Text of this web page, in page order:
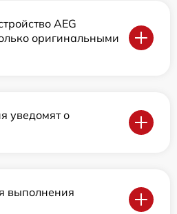
AEG
оригинальными
уведомят о
выполнения